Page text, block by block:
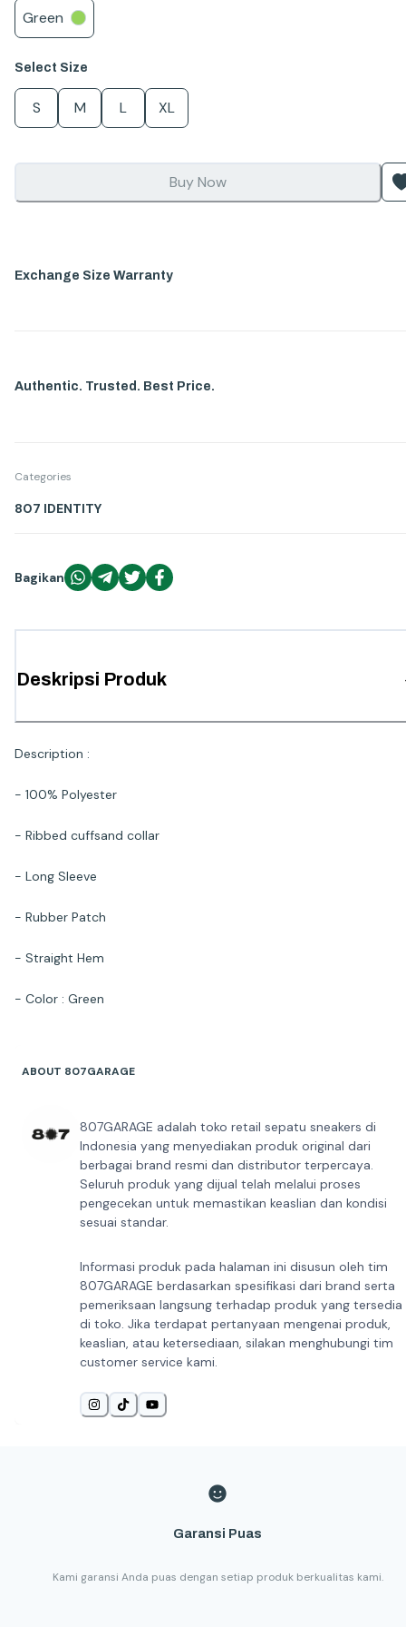
Green
Select Size
S M L XL
Buy Now
Exchange Size Warranty
Authentic. Trusted. Best Price.
Categories
807 IDENTITY
Bagikan
Deskripsi Produk
Description :
- 100% Polyester
- Ribbed cuffsand collar
- Long Sleeve
- Rubber Patch
- Straight Hem
- Color : Green
ABOUT 807GARAGE
807GARAGE adalah toko retail sepatu sneakers di
Indonesia yang menyediakan produk original dari
berbagai brand resmi dan distributor terpercaya.
Seluruh produk yang dijual telah melalui proses
pengecekan untuk memastikan keaslian dan kondisi
sesuai standar.
Informasi produk pada halaman ini disusun oleh tim
807GARAGE berdasarkan spesifikasi dari brand serta
pemeriksaan langsung terhadap produk yang tersedia
di toko. Jika terdapat pertanyaan mengenai produk,
keaslian, atau ketersediaan, silakan menghubungi tim
customer service kami.
Garansi Puas
Kami garansi Anda puas dengan setiap produk berkualitas kami.